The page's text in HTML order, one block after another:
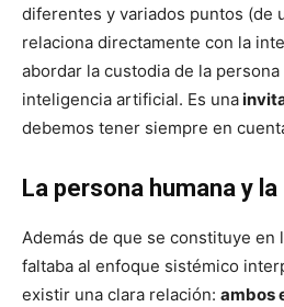
diferentes y variados puntos (de
relaciona directamente con la
abordar la custodia de la persona
inteligencia artificial. Es una
debemos tener siempre en
La persona humana y la
Además de que se constituye en
faltaba al enfoque sistémico
existir una clara relación: ambos